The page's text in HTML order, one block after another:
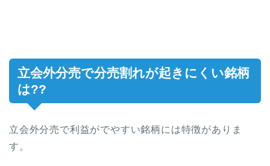
立会外分売で分売割れが起きにくい銘柄
は??
立会外分売で利益がでやすい銘柄には特徴がありま
す。